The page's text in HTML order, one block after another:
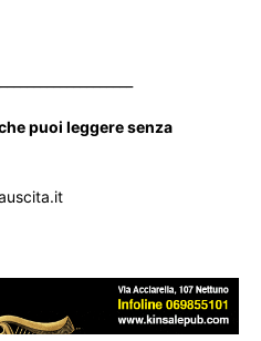
puoi leggere senza